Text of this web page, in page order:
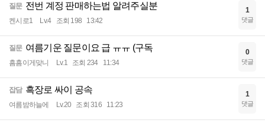
질문 전번 계정 판매하는법 알려주실분
켄시로1 Lv.4 조회 198 13:42
1
댓글
질문 여름기운 질문이요 급 ㅠㅠ (구독
흠흠이게맞니 Lv.1 조회 234 11:34
0
댓글
잡담 흑장로 싸이 공속
여름밤하늘에 Lv.20 조회 316 11:23
1
댓글